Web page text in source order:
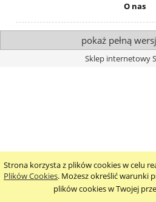
Strona korzysta z plików cookies w celu
Plików Cookies. Możesz określić warunki
plików cookies w Twojej
O nas
pokaż pełną
Sklep internetowy